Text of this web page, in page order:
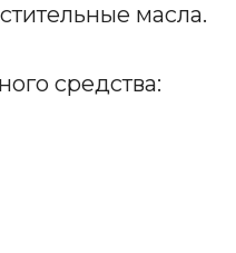
масла.
средства: